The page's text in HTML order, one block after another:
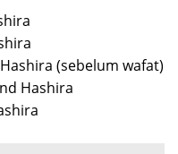
(sebelum wafat)
Hashira